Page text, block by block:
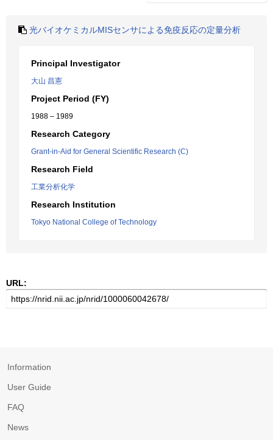
光バイオケミカルMISセンサによる免疫反応の定量分析
Principal Investigator
大山 昌憲
Project Period (FY)
1988 – 1989
Research Category
Grant-in-Aid for General Scientific Research (C)
Research Field
工業分析化学
Research Institution
Tokyo National College of Technology
URL:
Information
User Guide
FAQ
News